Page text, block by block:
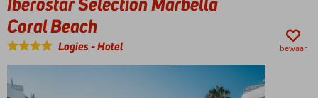
Coral Beach
Logies-Hotel bewaar